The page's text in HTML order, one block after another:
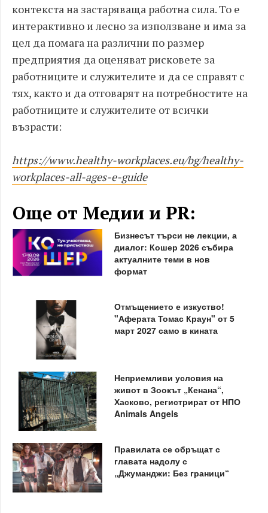
контекста на застаряваща работна сила. То е
интерактивно и лесно за използване и има за
цел да помага на различни по размер
предприятия да оценяват рисковете за
работниците и служителите и да се справят с
тях, както и да отговарят на потребностите на
работниците и служителите от всички
възрасти:
https://www.healthy-workplaces.eu/bg/healthy-
workplaces-all-ages-e-guide
Още от Медии и PR:
Бизнесът търси не лекции, а
диалог: Кошер 2026 събира
актуалните теми в нов
формат
Отмъщението е изкуство!
"Аферата Томас Краун" от 5
март 2027 само в кината
Неприемливи условия на
живот в Зоокът „Кенана“,
Хасково, регистрират от НПО
Animals Angels
Правилата се обръщат с
главата надолу с
„Джуманджи: Без граници“